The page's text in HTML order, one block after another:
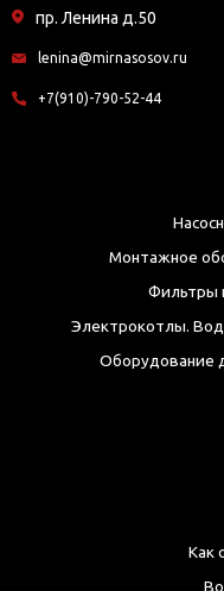
пр. Ленина д.50
lenina@mirnasosov.ru
+7(910)-790-52-44
Монтажное
Фильтры
Электрокотлы.
Оборудование
Как